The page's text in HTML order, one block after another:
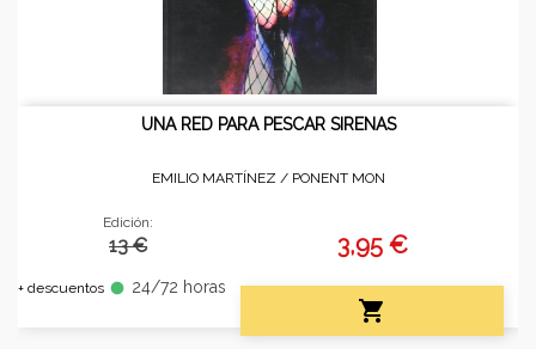
UNA RED PARA PESCAR SIRENAS
EMILIO MARTÍNEZ / PONENT MON
Edición:
13 €
+ descuentos fiber_manual_record 24/72 horas
3,95 €
